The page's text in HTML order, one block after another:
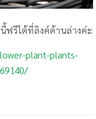
ฟรีได้ที่ลิงค์ด้านล่างค่ะ
plant-plants-